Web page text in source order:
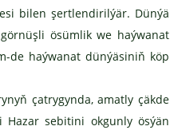
bilen şertlendirilýär. Dünýä
ösümlik we haýwanat
de haýwanat dünýäsiniň köp
çatrygynda, amatly çäkde
sebitini okgunly ösýän